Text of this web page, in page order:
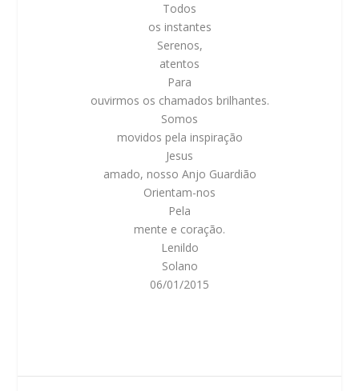
Todos
os instantes
Serenos,
atentos
Para
ouvirmos os chamados brilhantes.
Somos
movidos pela inspiração
Jesus
amado, nosso Anjo Guardião
Orientam-nos
Pela
mente e coração.
Lenildo
Solano
06/01/2015